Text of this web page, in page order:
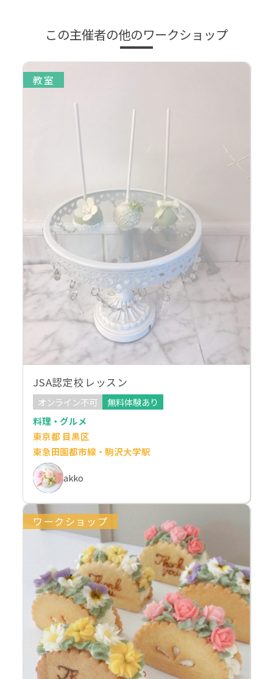
この主催者の他のワークショップ
教室
JSA認定校レッスン
オンライン不可
無料体験あり
料理・グルメ
東京都 目黒区
東急田園都市線・駒沢大学駅
akko
ワークショップ